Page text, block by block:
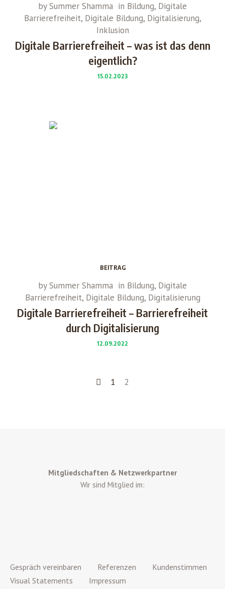
bySummer Shamma in Bildung, Digitale
Barrierefreiheit, Digitale Bildung, Digitalisierung,
Inklusion
Digitale Barrierefreiheit – was ist das denn
eigentlich?
15.02.2023
BEITRAG
bySummer Shamma in Bildung, Digitale
Barrierefreiheit, Digitale Bildung, Digitalisierung
Digitale Barrierefreiheit – Barrierefreiheit
durch Digitalisierung
12.09.2022
1 2
Mitgliedschaften & Netzwerkpartner
Wir sind Mitglied im:
Gespräch vereinbaren Referenzen
Kundenstimmen
Visual Statements
Impressum